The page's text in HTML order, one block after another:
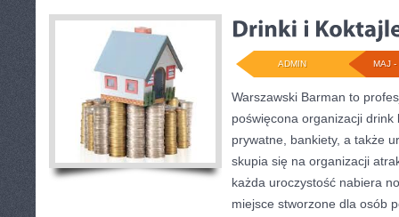
MAJ -
ADMIN
Warszawski Barman to
poświęcona organizacji
prywatne, bankiety, a także
skupia się na organizacji
każda uroczystość nabiera
miejsce stworzone dla osób